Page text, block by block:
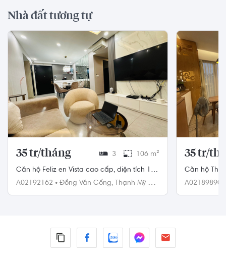
Nhà đất tương tự
35 tr/tháng 3 106 m²
Căn hộ Feliz en Vista cao cấp, diện tích 106
m²
A02192162 • Đồng Văn Cống, Thạnh Mỹ Lợi,
35 tr/
Căn hộ The
A02189890